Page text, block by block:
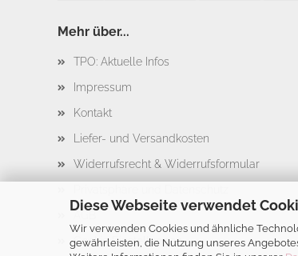
Diese Webseite verwendet
Wir verwenden Cookies und ähnliche
gewährleisten, die Nutzung unseres
Mehr über...
TPO: Aktuelle Infos
Impressum
Kontakt
Liefer- und Versandkosten
Widerrufsrecht & Widerrufsformular
Cookie Einstellungen